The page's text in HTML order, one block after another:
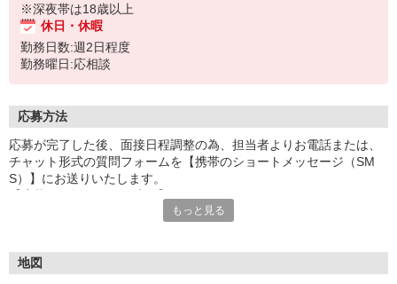
※深夜帯は18歳以上
休日・休暇
勤務日数:週2日程度
勤務曜日:応相談
応募方法
応募が完了した後、面接日程調整の為、担当者よりお電話または、
チャット形式の質問フォームを【携帯のショートメッセージ（SM
S）】にお送りいたします。
1.応募…Webもしくはお電話より応募ください。
※実技試験はドライバーの職種のみとなります。
もっと見る
地図